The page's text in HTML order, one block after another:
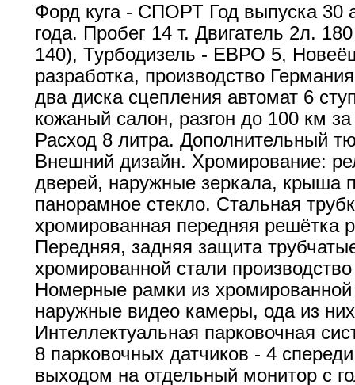
Форд куга - СПОРТ Год выпуска 30
года. Пробег 14 т. Двигатель 2л.
140), Турбодизель - ЕВРО 5,
разработка, производство
два диска сцепления автомат 6
кожаный салон, разгон до 100 км
Расход 8 литра. Дополнительный
Внешний дизайн. Хромирование:
дверей, наружные зеркала, крыша
панорамное стекло. Стальная
хромированная передняя решётка
Передняя, задняя защита
хромированной стали
Номерные рамки из
наружные видео камеры, ода из
Интеллектуальная парковочная
8 парковочных датчиков - 4
выходом на отдельный монитор с